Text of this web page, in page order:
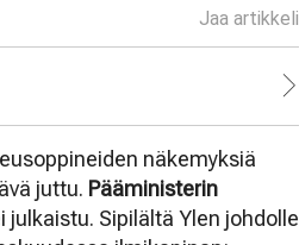
Jaa artikkeli
näkemyksiä
juttu. Pääministerin
julkaistu. Sipilältä Ylen johdolle